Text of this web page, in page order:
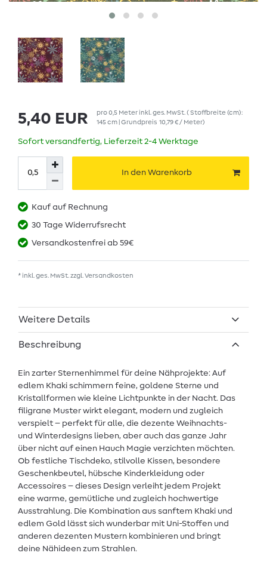
5,40 EUR pro0,5 Meterinkl. ges. MwSt. ( Stoffbreite (cm):
145 cm | Grundpreis 10,79 € / Meter)
Sofort versandfertig, Lieferzeit 2-4 Werktage
In den Warenkorb
Kauf auf Rechnung
30 Tage Widerrufsrecht
Versandkostenfrei ab 59€
* inkl. ges. MwSt. zzgl. Versandkosten
Weitere Details
Beschreibung
Ein zarter Sternenhimmel für deine Nähprojekte: Auf
edlem Khaki schimmern feine, goldene Sterne und
Kristallformen wie kleine Lichtpunkte in der Nacht. Das
filigrane Muster wirkt elegant, modern und zugleich
verspielt – perfekt für alle, die dezente Weihnachts-
und Winterdesigns lieben, aber auch das ganze Jahr
über nicht auf einen Hauch Magie verzichten möchten.
Ob festliche Tischdeko, stilvolle Kissen, besondere
Geschenkbeutel, hübsche Kinderkleidung oder
Accessoires – dieses Design verleiht jedem Projekt
eine warme, gemütliche und zugleich hochwertige
Ausstrahlung. Die Kombination aus sanftem Khaki und
edlem Gold lässt sich wunderbar mit Uni-Stoffen und
anderen dezenten Mustern kombinieren und bringt
deine Nähideen zum Strahlen.